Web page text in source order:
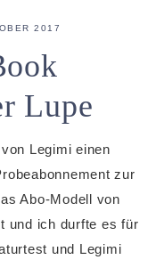
2017
Lupe
Legimi einen
zur
Abo-Modell von
und ich durfte es für
und Legimi